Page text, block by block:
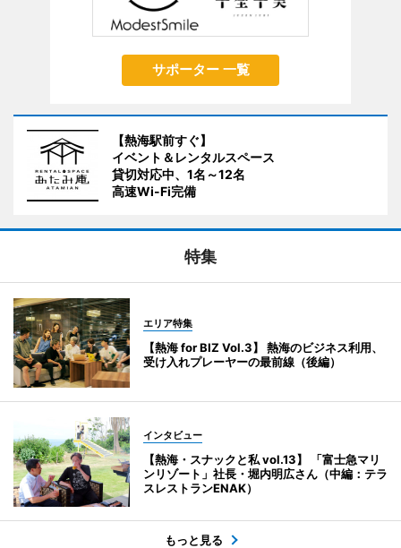
サポーター 一覧
【熱海駅前すぐ】
イベント＆レンタルスペース
貸切対応中、1名～12名
高速Wi-Fi完備
特集
エリア特集
【熱海 for BIZ Vol.3】 熱海のビジネス利用、
受け入れプレーヤーの最前線（後編）
インタビュー
【熱海・スナックと私 vol.13】 「富士急マリ
ンリゾート」社長・堀内明広さん（中編：テラ
スレストランENAK）
もっと見る